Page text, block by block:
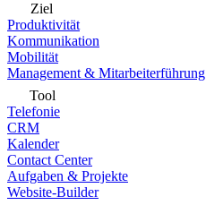
Ziel
Produktivität
Kommunikation
Mobilität
Management & Mitarbeiterführung
Tool
Telefonie
CRM
Kalender
Contact Center
Aufgaben & Projekte
Website-Builder